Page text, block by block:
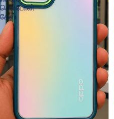
செல்போன்
கேஸ்